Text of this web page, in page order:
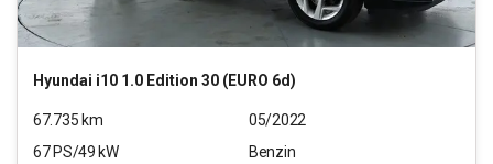
Hyundai i10 1.0 Edition 30 (EURO 6d)
67.735 km
05/2022
67PS/49 kW Benzin